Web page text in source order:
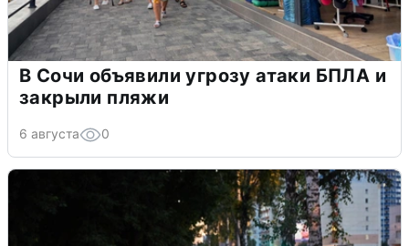
В Сочи объявили угрозу атаки БПЛА и
закрыли пляжи
6 августа 0